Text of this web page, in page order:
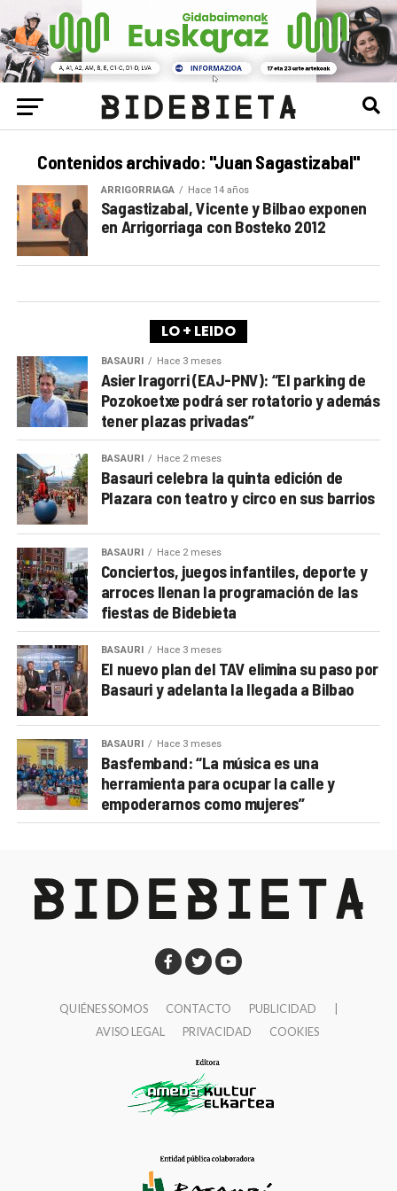
Contenidos archivado: "Juan Sagastizabal"
ARRIGORRIAGA Hace 14 años
Sagastizabal, Vicente y Bilbao exponen
en Arrigorriaga con Bosteko 2012
LO + LEIDO
BASAURI Hace 3 meses
Asier Iragorri (EAJ-PNV): “El parking de
Pozokoetxe podrá ser rotatorio y además
tener plazas privadas”
BASAURI Hace 2 meses
Basauri celebra la quinta edición de
Plazara con teatro y circo en sus barrios
BASAURI Hace 2 meses
Conciertos, juegos infantiles, deporte y
arroces llenan la programación de las
fiestas de Bidebieta
BASAURI Hace 3 meses
El nuevo plan del TAV elimina su paso por
Basauri y adelanta la llegada a Bilbao
BASAURI Hace 3 meses
Basfemband: “La música es una
herramienta para ocupar la calle y
empoderarnos como mujeres”
QUIÉNES SOMOS CONTACTO PUBLICIDAD
AVISO LEGAL
PRIVACIDAD COOKIES